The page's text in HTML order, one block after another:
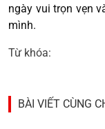
ngày vui trọn vẹn
mình.
Từ khóa:
BÀI VIẾT CÙNG